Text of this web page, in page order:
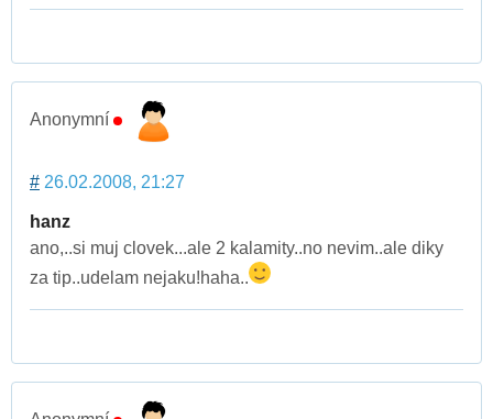
Anonymní
# 26.02.2008, 21:27
hanz
ano,..si muj clovek...ale 2 kalamity..no nevim..ale diky
za tip..udelam nejaku!haha..